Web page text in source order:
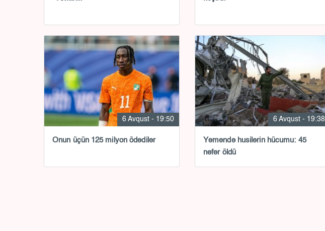
6 Avqust - 19:50
Onun üçün 125 milyon ödədilər
6 Avqust - 19:38
Yəməndə husilərin hücumu: 45
nəfər öldü